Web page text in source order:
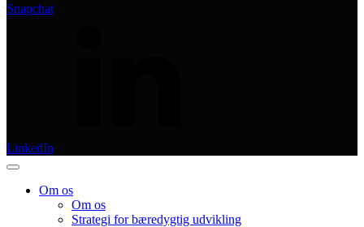
Snapchat
LinkedIn
Om os
Om os
Strategi for bæredygtig udvikling